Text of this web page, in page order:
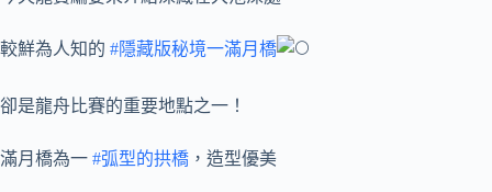
較鮮為人知的 #隱藏版秘境一滿月橋
卻是龍舟比賽的重要地點之一！
滿月橋為一 #弧型的拱橋 ，造型優美